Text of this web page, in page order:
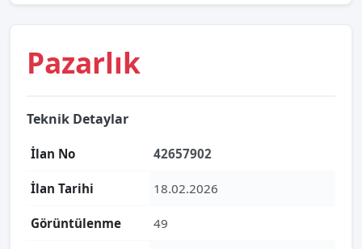
Pazarlık
Teknik Detaylar
İlan No 42657902
İlan Tarihi 18.02.2026
Görüntülenme 49